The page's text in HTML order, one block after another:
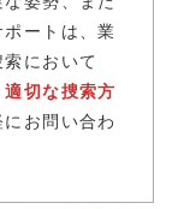
ートは、業
において
切な捜索方
お問い合わ